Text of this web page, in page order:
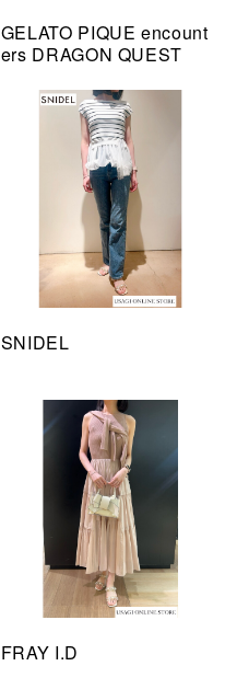
GELATO PIQUE encount
ers DRAGON QUEST
SNIDEL
FRAY I.D